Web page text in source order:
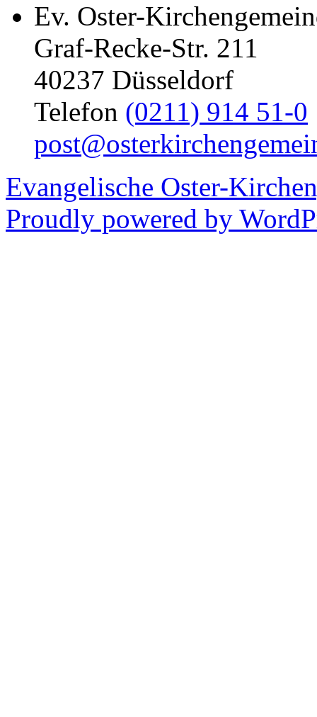
Ev. Oster-
Graf-Recke-Str. 211
40237 Düsseldorf
Telefon (0211) 914 51-0
Evangelische Oster-
Proudly powered by